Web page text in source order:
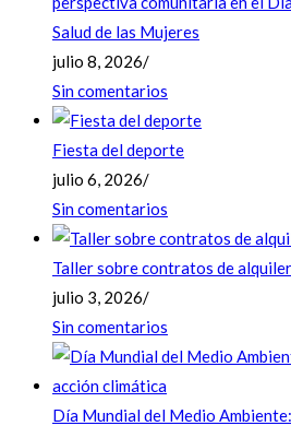
Salud de las Mujeres
julio 8, 2026/
Sin comentarios
Fiesta del deporte
julio 6, 2026/
Sin comentarios
Taller sobre contratos de
julio 3, 2026/
Sin comentarios
Día Mundial del Medio